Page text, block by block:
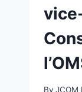
By JCOM